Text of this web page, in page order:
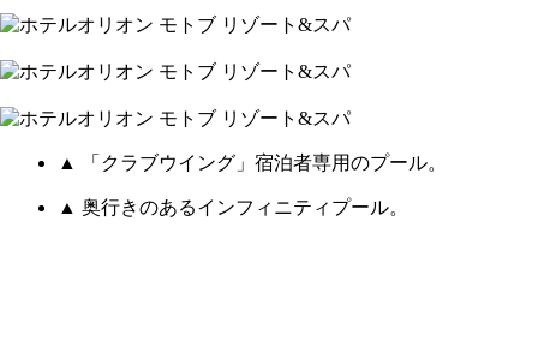
▲ 「クラブウイング」宿泊者専用のプール。
▲ 奥行きのあるインフィニティプール。